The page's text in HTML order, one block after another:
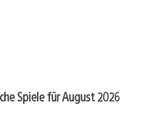
Spiele für August 2026